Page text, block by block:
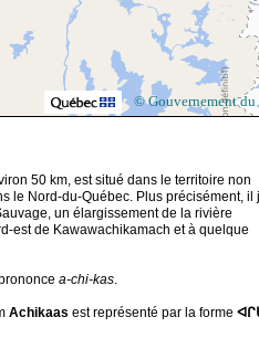
© Gouvernement du
50 km, est situé dans le territoire non
le Nord-du-Québec. Plus précisément, il
un élargissement de la rivière
est de Kawawachikamach et à quelque
a-chi-kas.
Achikaas est représenté par la forme